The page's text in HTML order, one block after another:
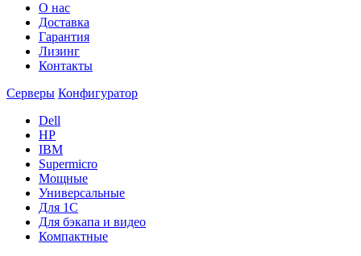
О нас
Доставка
Гарантия
Лизинг
Контакты
Серверы Конфигуратор
Dell
HP
IBM
Supermicro
Мощные
Универсальные
Для 1С
Для бэкапа и видео
Компактные